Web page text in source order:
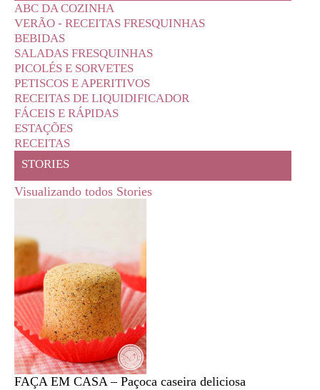
ABC DA COZINHA
VERÃO - RECEITAS FRESQUINHAS
BEBIDAS
SALADAS FRESQUINHAS
PICOLÉS E SORVETES
PETISCOS E APERITIVOS
RECEITAS DE LIQUIDIFICADOR
FÁCEIS E RÁPIDAS
ESTAÇÕES
RECEITAS
STORIES
Visualizando todos Stories
FAÇA EM CASA – Paçoca caseira deliciosa